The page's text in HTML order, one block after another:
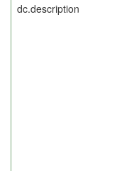
dc.description